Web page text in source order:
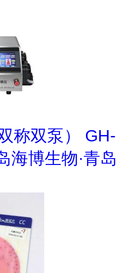
称双泵） GH-
海博生物·青岛